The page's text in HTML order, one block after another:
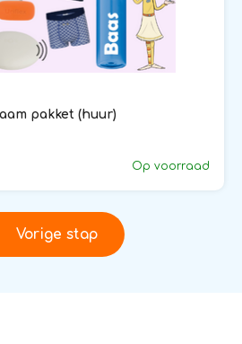
pakket (huur)
Op voorraad
Vorige stap